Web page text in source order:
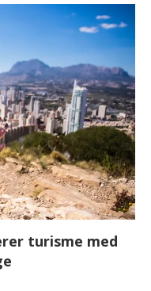
turisme med